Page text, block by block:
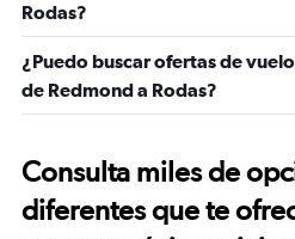
Rodas?
¿Puedo buscar ofertas de
de Redmond a Rodas?
Consulta miles de
diferentes que te